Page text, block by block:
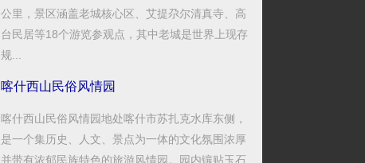
公里，景区涵盖老城核心区、艾提尕尔清真寺、高
台民居等18个游览参观点，其中老城是世界上现存
规...
喀什西山民俗风情园
喀什西山民俗风情园地处喀什市苏扎克水库东侧，
是一个集历史、人文、景点为一体的文化氛围浓厚
并带有浓郁民族特色的旅游风情园。园内镶贴玉石...